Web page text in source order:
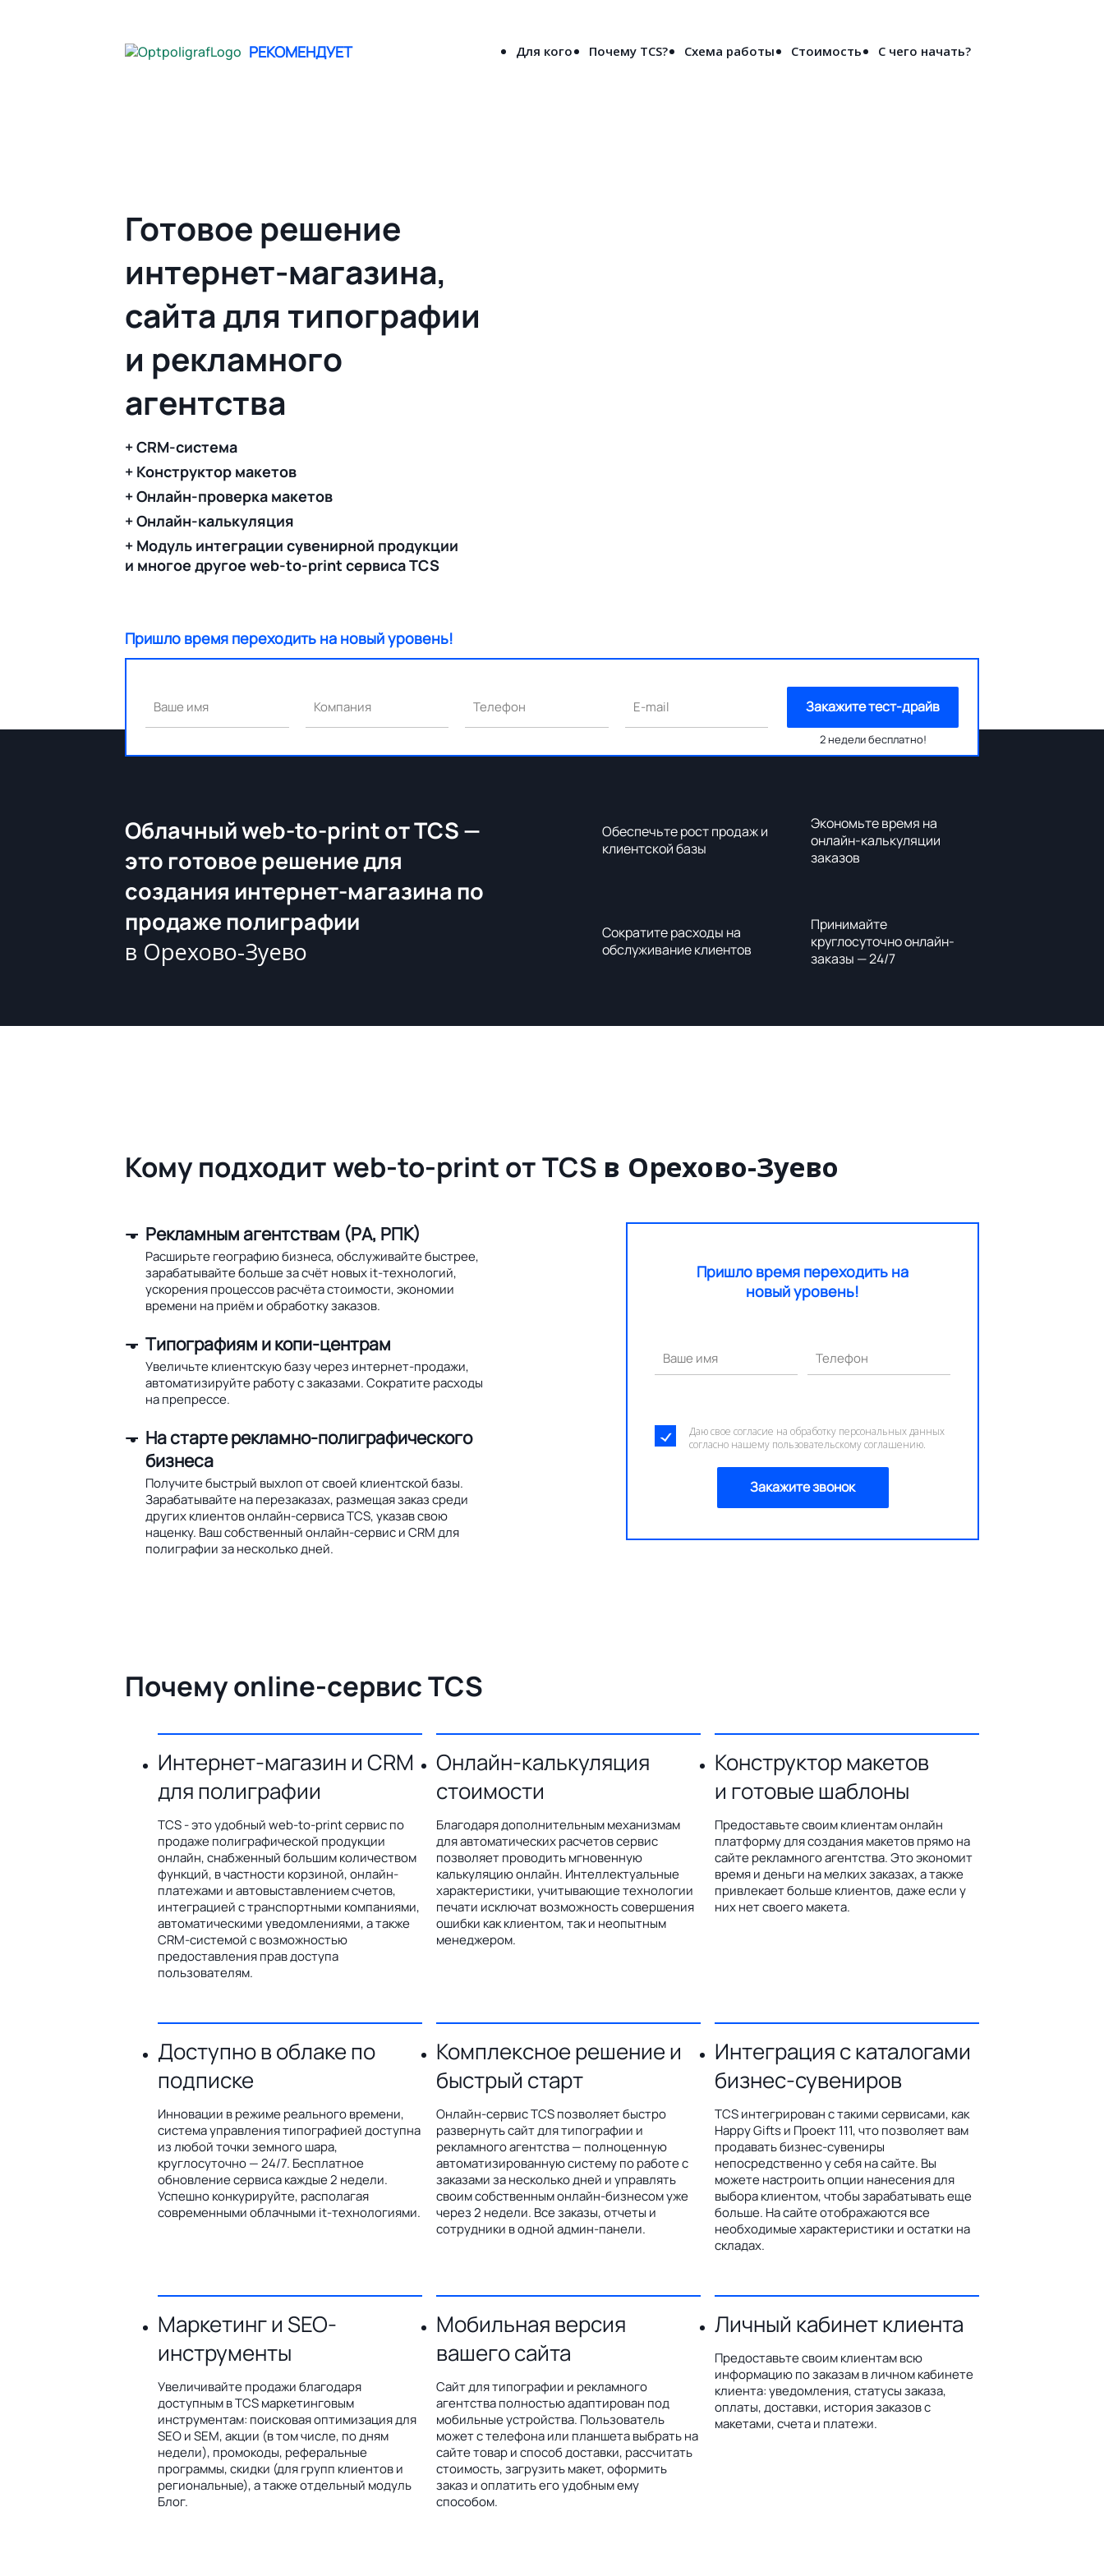
РЕКОМЕНДУЕТ Для кого Почему TCS? Схема работы Стоимость С чего начать?
Готовое решение
интернет-магазина,
сайта для типографии
и рекламного
агентства
+ CRM-система
+ Конструктор макетов
+ Онлайн-проверка макетов
+ Онлайн-калькуляция
+ Модуль интеграции сувенирной продукции
и многое другое web-to-print сервиса TCS
Пришло время переходить на новый уровень!
Ваше имя Компания Телефон E-mail Закажите тест-драйв
2 недели бесплатно!
Облачный web-to-print от TCS —
это готовое решение для
создания интернет-магазина по
продаже полиграфии
в Орехово-Зуево
Обеспечьте рост продаж и
клиентской базы
Экономьте время на
онлайн-калькуляции
заказов
Сократите расходы на
обслуживание клиентов
Принимайте
круглосуточно онлайн-
заказы — 24/7
Кому подходит web-to-print от TCS в Орехово-Зуево
Рекламным агентствам (РА, РПК)
Расширьте географию бизнеса, обслуживайте быстрее,
зарабатывайте больше за счёт новых it-технологий,
ускорения процессов расчёта стоимости, экономии
времени на приём и обработку заказов.
Типографиям и копи-центрам
Увеличьте клиентскую базу через интернет-продажи,
автоматизируйте работу с заказами. Сократите расходы
на препрессе.
На старте рекламно-полиграфического
бизнеса
Получите быстрый выхлоп от своей клиентской базы.
Зарабатывайте на перезаказах, размещая заказ среди
других клиентов онлайн-сервиса TCS, указав свою
наценку. Ваш собственный онлайн-сервис и CRM для
полиграфии за несколько дней.
Пришло время переходить на
новый уровень!
Ваше имя Телефон
Даю свое согласие на обработку персональных данных
согласно нашему пользовательскому соглашению.
Закажите звонок
Почему online-сервис TCS
Интернет-магазин и CRM
для полиграфии
TCS - это удобный web-to-print сервис по
продаже полиграфической продукции
онлайн, снабженный большим количеством
функций, в частности корзиной, онлайн-
платежами и автовыставлением счетов,
интеграцией с транспортными компаниями,
автоматическими уведомлениями, а также
CRM-системой с возможностью
предоставления прав доступа
пользователям.
Онлайн-калькуляция
стоимости
Благодаря дополнительным механизмам
для автоматических расчетов сервис
позволяет проводить мгновенную
калькуляцию онлайн. Интеллектуальные
характеристики, учитывающие технологии
печати исключат возможность совершения
ошибки как клиентом, так и неопытным
менеджером.
Конструктор макетов
и готовые шаблоны
Предоставьте своим клиентам онлайн
платформу для создания макетов прямо на
сайте рекламного агентства. Это экономит
время и деньги на мелких заказах, а также
привлекает больше клиентов, даже если у
них нет своего макета.
Доступно в облаке по
подписке
Инновации в режиме реального времени,
система управления типографией доступна
из любой точки земного шара,
круглосуточно — 24/7. Бесплатное
обновление сервиса каждые 2 недели.
Успешно конкурируйте, располагая
современными облачными it-технологиями.
Комплексное решение и
быстрый старт
Онлайн-сервис TCS позволяет быстро
развернуть сайт для типографии и
рекламного агентства — полноценную
автоматизированную систему по работе с
заказами за несколько дней и управлять
своим собственным онлайн-бизнесом уже
через 2 недели. Все заказы, отчеты и
сотрудники в одной админ-панели.
Интеграция с каталогами
бизнес-сувениров
TCS интегрирован с такими сервисами, как
Happy Gifts и Проект 111, что позволяет вам
продавать бизнес-сувениры
непосредственно у себя на сайте. Вы
можете настроить опции нанесения для
выбора клиентом, чтобы зарабатывать еще
больше. На сайте отображаются все
необходимые характеристики и остатки на
складах.
Маркетинг и SEO-
инструменты
Увеличивайте продажи благодаря
доступным в TCS маркетинговым
инструментам: поисковая оптимизация для
SEO и SEM, акции (в том числе, по дням
недели), промокоды, реферальные
программы, скидки (для групп клиентов и
региональные), а также отдельный модуль
Блог.
Мобильная версия
вашего сайта
Сайт для типографии и рекламного
агентства полностью адаптирован под
мобильные устройства. Пользователь
может с телефона или планшета выбрать на
сайте товар и способ доставки, рассчитать
стоимость, загрузить макет, оформить
заказ и оплатить его удобным ему
способом.
Личный кабинет клиента
Предоставьте своим клиентам всю
информацию по заказам в личном кабинете
клиента: уведомления, статусы заказа,
оплаты, доставки, история заказов с
макетами, счета и платежи.